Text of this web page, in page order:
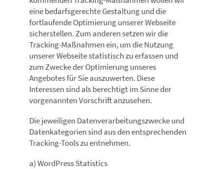
eine bedarfsgerechte Gestaltung und die
fortlaufende Optimierung unserer Webseite
sicherstellen. Zum anderen setzen wir die
Tracking-Maßnahmen ein, um die Nutzung
unserer Webseite statistisch zu erfassen und
zum Zwecke der Optimierung unseres
Angebotes für Sie auszuwerten. Diese
Interessen sind als berechtigt im Sinne der
vorgenannten Vorschrift anzusehen.
Die jeweiligen Datenverarbeitungszwecke und
Datenkategorien sind aus den entsprechenden
Tracking-Tools zu entnehmen.
a) WordPress Statistics